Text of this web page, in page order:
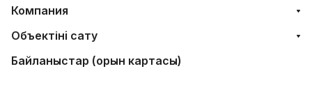
Компания
Объектінi сату
Байланыстар (орын картасы)